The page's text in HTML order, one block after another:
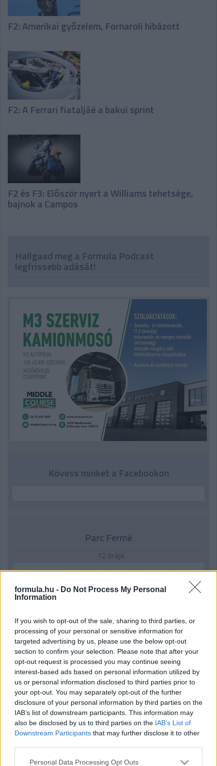
formula.hu - Do Not Process My Personal
Information
If you wish to opt-out of the sale, sharing to third parties, or
processing of your personal or sensitive information for
targeted advertising by us, please use the below opt-out
section to confirm your selection. Please note that after your
opt-out request is processed you may continue seeing
interest-based ads based on personal information utilized by
us or personal information disclosed to third parties prior to
your opt-out. You may separately opt-out of the further
disclosure of your personal information by third parties on the
IAB’s list of downstream participants. This information may
also be disclosed by us to third parties on the IAB’s List of
Downstream Participants that may further disclose it to other
Please note that this website/app uses one or more Google
Personal Data Processing Opt Outs
F2: Amerikai győzelem, Fornaroli hibázott
F2: A Ferrari fiataljáé a bakui sprint
F2 és F3: Először nyert a Williams tehetsége,
bajnok a Campos
Hallgasd meg a Formula Podcast
legfrissebb adását!
Kövess minket a Facebookon
Parc Fermé
12 órája
MotoGP: Bezzecchi közel egy másodpercet javított a
13 órája
Sajtó: Az Aston Martintól érkezik Lambiase utódja a Red